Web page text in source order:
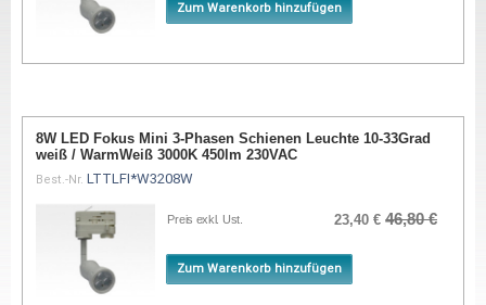
Zum Warenkorb hinzufügen
8W LED Fokus Mini 3-Phasen Schienen Leuchte 10-33Grad
weiß / WarmWeiß 3000K 450lm 230VAC
Best.-Nr. LTTLFI*W3208W
Preis exkl. Ust. 23,40 € 46,80 €
Zum Warenkorb hinzufügen